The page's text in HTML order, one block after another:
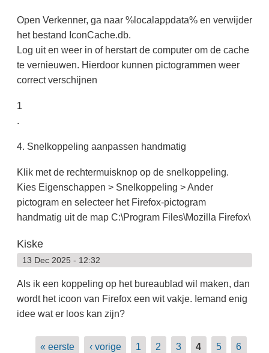
Open Verkenner, ga naar %localappdata% en verwijder
het bestand IconCache.db.
Log uit en weer in of herstart de computer om de cache
te vernieuwen. Hierdoor kunnen pictogrammen weer
correct verschijnen
1
.
4. Snelkoppeling aanpassen handmatig
Klik met de rechtermuisknop op de snelkoppeling.
Kies Eigenschappen > Snelkoppeling > Ander
pictogram en selecteer het Firefox-pictogram
handmatig uit de map C:\Program Files\Mozilla Firefox\
Kiske
13 Dec 2025 - 12:32
Als ik een koppeling op het bureaublad wil maken, dan
wordt het icoon van Firefox een wit vakje. Iemand enig
idee wat er loos kan zijn?
Pagina's
« eerste ‹ vorige 1 2 3 4 5
6